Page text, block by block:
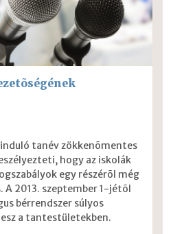
tanév zökkenõmentes
hogy az iskolák
egy részérõl még
2013. szeptember 1-jétõl
bérrendszer súlyos
a tantestületekben.